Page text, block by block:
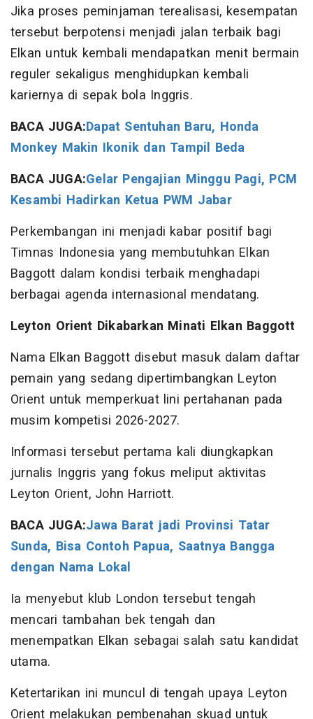
Jika proses peminjaman terealisasi, kesempatan
tersebut berpotensi menjadi jalan terbaik bagi
Elkan untuk kembali mendapatkan menit bermain
reguler sekaligus menghidupkan kembali
kariernya di sepak bola Inggris.
BACA JUGA:Dapat Sentuhan Baru, Honda
Monkey Makin Ikonik dan Tampil Beda
BACA JUGA:Gelar Pengajian Minggu Pagi, PCM
Kesambi Hadirkan Ketua PWM Jabar
Perkembangan ini menjadi kabar positif bagi
Timnas Indonesia yang membutuhkan Elkan
Baggott dalam kondisi terbaik menghadapi
berbagai agenda internasional mendatang.
Leyton Orient Dikabarkan Minati Elkan Baggott
Nama Elkan Baggott disebut masuk dalam daftar
pemain yang sedang dipertimbangkan Leyton
Orient untuk memperkuat lini pertahanan pada
musim kompetisi 2026-2027.
Informasi tersebut pertama kali diungkapkan
jurnalis Inggris yang fokus meliput aktivitas
Leyton Orient, John Harriott.
BACA JUGA:Jawa Barat jadi Provinsi Tatar
Sunda, Bisa Contoh Papua, Saatnya Bangga
dengan Nama Lokal
Ia menyebut klub London tersebut tengah
mencari tambahan bek tengah dan
menempatkan Elkan sebagai salah satu kandidat
utama.
Ketertarikan ini muncul di tengah upaya Leyton
Orient melakukan pembenahan skuad untuk